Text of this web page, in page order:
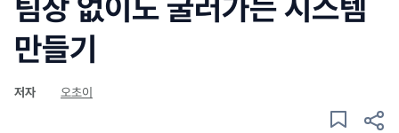
팀장 없이도 굴러가는 시스템
만들기
저자 오초이